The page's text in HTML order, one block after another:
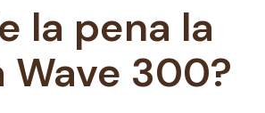
la pena la
Wave 300?